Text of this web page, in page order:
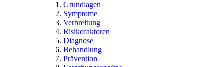
Grundlagen
Symptome
Verbreitung
Risikofaktoren
Diagnose
Behandlung
Prävention